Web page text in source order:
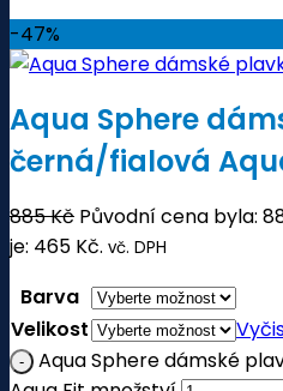
-47%
Aqua Sphere
černá/fialová
885Kč Původní cena byla:
je: 465 Kč. vč. DPH
Barva
Velikost
Aqua Sphere dámské